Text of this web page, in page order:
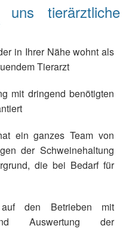
tierärztliche
in Ihrer Nähe wohnt als
Tierarzt
mit dringend benötigten
ein ganzes Team von
der Schweinehaltung
die bei Bedarf für
auf den Betrieben mit
Auswertung der